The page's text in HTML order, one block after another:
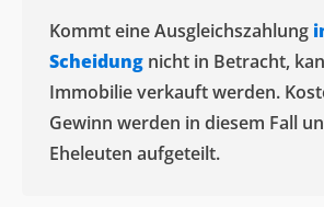
Kommt eine Ausgleichszahlung
Scheidung nicht in Betracht,
Immobilie verkauft werden.
Gewinn werden in diesem Fall
Eheleuten aufgeteilt.​